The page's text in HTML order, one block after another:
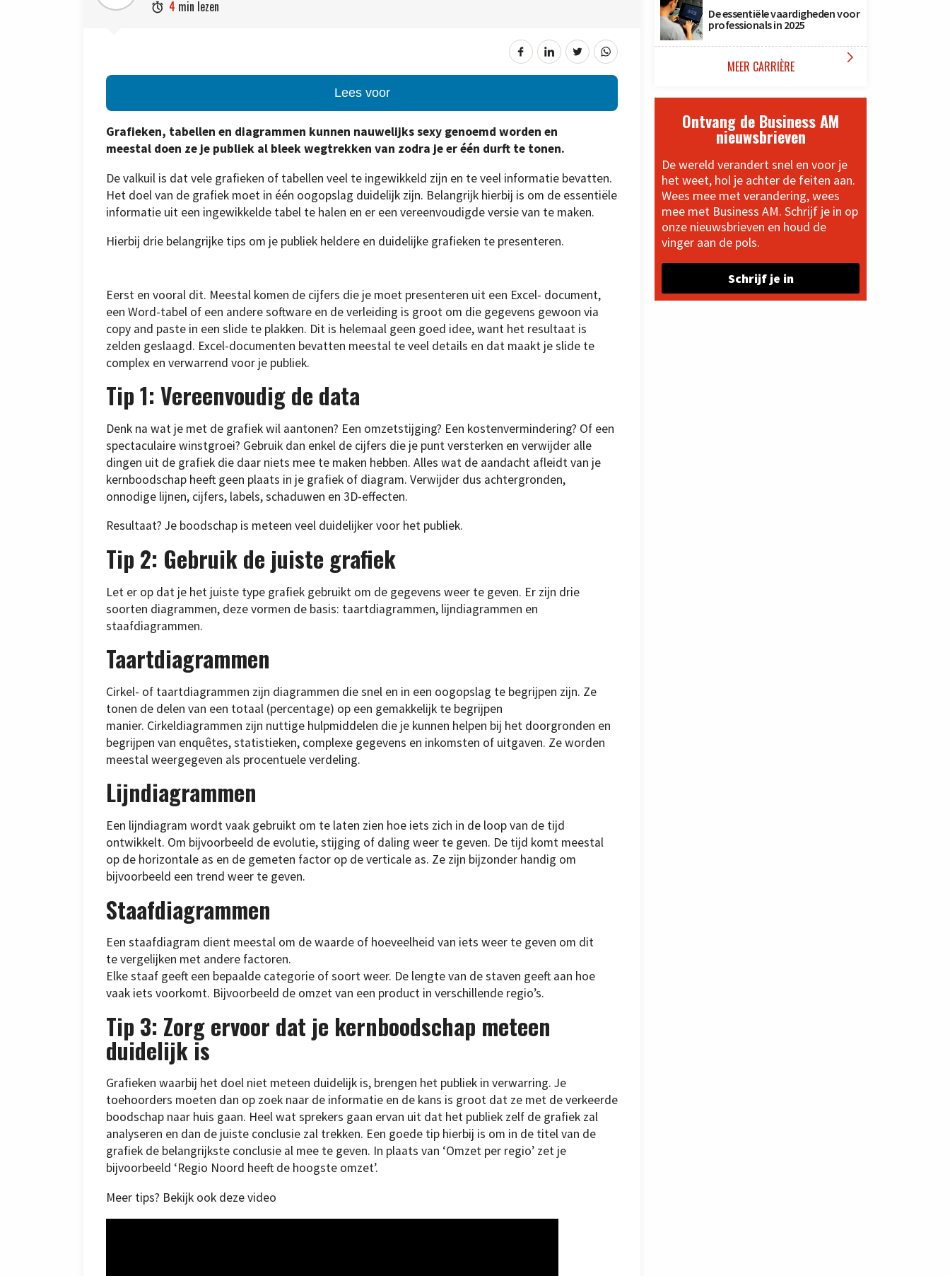
 4 min lezen
Lees voor
Grafieken, tabellen en diagrammen kunnen nauwelijks sexy genoemd worden en
meestal doen ze je publiek al bleek wegtrekken van zodra je er één durft te tonen.
De valkuil is dat vele grafieken of tabellen veel te ingewikkeld zijn en te veel informatie bevatten.
Het doel van de grafiek moet in één oogopslag duidelijk zijn. Belangrijk hierbij is om de essentiële
informatie uit een ingewikkelde tabel te halen en er een vereenvoudigde versie van te maken.
Hierbij drie belangrijke tips om je publiek heldere en duidelijke grafieken te presenteren.
Eerst en vooral dit. Meestal komen de cijfers die je moet presenteren uit een Excel- document,
een Word-tabel of een andere software en de verleiding is groot om die gegevens gewoon via
copy and paste in een slide te plakken. Dit is helemaal geen goed idee, want het resultaat is
zelden geslaagd. Excel-documenten bevatten meestal te veel details en dat maakt je slide te
complex en verwarrend voor je publiek.
Tip 1: Vereenvoudig de data
Denk na wat je met de grafiek wil aantonen? Een omzetstijging? Een kostenvermindering? Of een
spectaculaire winstgroei? Gebruik dan enkel de cijfers die je punt versterken en verwijder alle
dingen uit de grafiek die daar niets mee te maken hebben. Alles wat de aandacht afleidt van je
kernboodschap heeft geen plaats in je grafiek of diagram. Verwijder dus achtergronden,
onnodige lijnen, cijfers, labels, schaduwen en 3D-effecten.
Resultaat? Je boodschap is meteen veel duidelijker voor het publiek.
Tip 2: Gebruik de juiste grafiek
Let er op dat je het juiste type grafiek gebruikt om de gegevens weer te geven. Er zijn drie
soorten diagrammen, deze vormen de basis: taartdiagrammen, lijndiagrammen en
staafdiagrammen.
Taartdiagrammen
Cirkel- of taartdiagrammen zijn diagrammen die snel en in een oogopslag te begrijpen zijn. Ze
tonen de delen van een totaal (percentage) op een gemakkelijk te begrijpen
manier. Cirkeldiagrammen zijn nuttige hulpmiddelen die je kunnen helpen bij het doorgronden en
begrijpen van enquêtes, statistieken, complexe gegevens en inkomsten of uitgaven. Ze worden
meestal weergegeven als procentuele verdeling.
Lijndiagrammen
Een lijndiagram wordt vaak gebruikt om te laten zien hoe iets zich in de loop van de tijd
ontwikkelt. Om bijvoorbeeld de evolutie, stijging of daling weer te geven. De tijd komt meestal
op de horizontale as en de gemeten factor op de verticale as. Ze zijn bijzonder handig om
bijvoorbeeld een trend weer te geven.
Staafdiagrammen
Een staafdiagram dient meestal om de waarde of hoeveelheid van iets weer te geven om dit
te vergelijken met andere factoren.
Elke staaf geeft een bepaalde categorie of soort weer. De lengte van de staven geeft aan hoe
vaak iets voorkomt. Bijvoorbeeld de omzet van een product in verschillende regio’s.
Tip 3: Zorg ervoor dat je kernboodschap meteen
duidelijk is
Grafieken waarbij het doel niet meteen duidelijk is, brengen het publiek in verwarring. Je
toehoorders moeten dan op zoek naar de informatie en de kans is groot dat ze met de verkeerde
boodschap naar huis gaan. Heel wat sprekers gaan ervan uit dat het publiek zelf de grafiek zal
analyseren en dan de juiste conclusie zal trekken. Een goede tip hierbij is om in de titel van de
grafiek de belangrijkste conclusie al mee te geven. In plaats van ‘Omzet per regio’ zet je
bijvoorbeeld ‘Regio Noord heeft de hoogste omzet’.
Meer tips? Bekijk ook deze video
De essentiële vaardigheden voor
professionals in 2025
MEER CARRIÈRE 
Ontvang de Business AM
nieuwsbrieven
De wereld verandert snel en voor je
het weet, hol je achter de feiten aan.
Wees mee met verandering, wees
mee met Business AM. Schrijf je in op
onze nieuwsbrieven en houd de
vinger aan de pols.
Schrijf je in